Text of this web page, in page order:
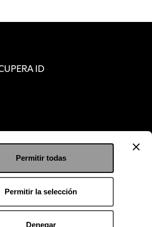
Permitir todas
Permitir la selección
Denegar
ID